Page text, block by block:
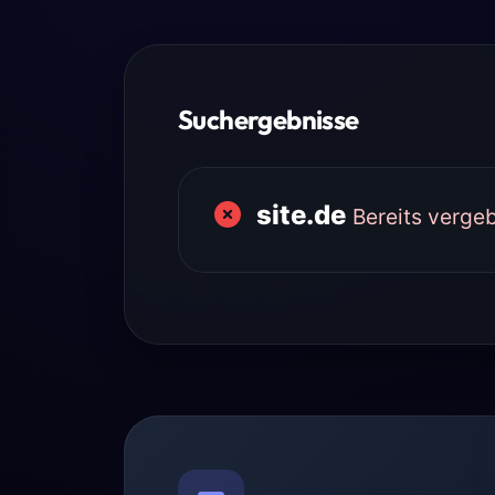
Suchergebnisse
site.de Bereits